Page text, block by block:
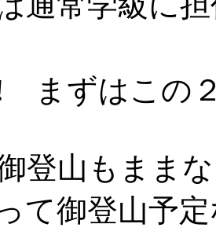
まずはこの
登山もまま
て御登山予